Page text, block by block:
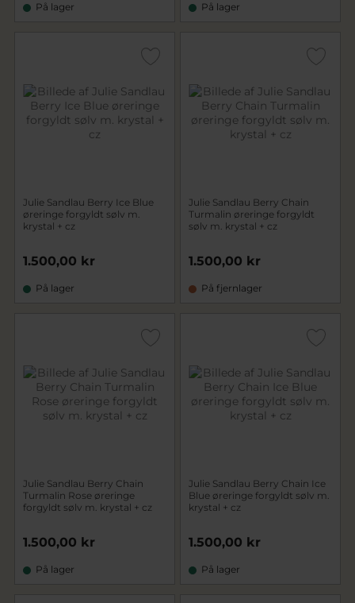
På lager På lager
Julie Sandlau Berry Ice Blue
øreringe forgyldt sølv m.
krystal + cz
1.500,00 kr
På lager
Julie Sandlau Berry Chain
Turmalin øreringe forgyldt
sølv m. krystal + cz
1.500,00 kr
På fjernlager
Julie Sandlau Berry Chain
Turmalin Rose øreringe
forgyldt sølv m. krystal + cz
1.500,00 kr
På lager
Julie Sandlau Berry Chain Ice
Blue øreringe forgyldt sølv m.
krystal + cz
1.500,00 kr
På lager